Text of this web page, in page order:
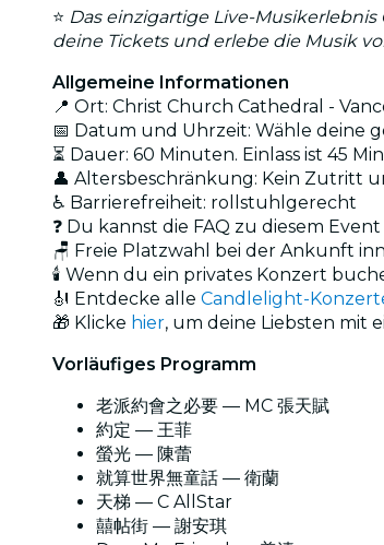
⭐ Das einzigartige Live-Musikerlebnis
deine Tickets und erlebe die Musik
Allgemeine Informationen
📍 Ort: Christ Church Cathedral -
📅 Datum und Uhrzeit: Wähle deine
⏳ Dauer: 60 Minuten. Einlass ist 45
👤 Altersbeschränkung: Kein Zutritt
♿ Barrierefreiheit: rollstuhlgerecht
❓ Du kannst die FAQ zu diesem Event
🪑 Freie Platzwahl bei der Ankunft
🕯️ Wenn du ein privates Konzert
🎻 Entdecke alle Candlelight-
🎁 Klicke hier, um deine Liebsten mit
Vorläufiges Programm
老派約會之必要 — MC 張天賦
約定 — 王菲
螢光 — 陳蕾
就算世界無童話 — 衛蘭
天梯 — C AllStar
囍帖街 — 謝安琪